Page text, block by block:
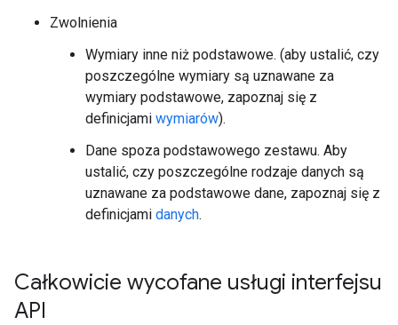
Zwolnienia
Wymiary inne niż podstawowe. (aby ustalić, czy
poszczególne wymiary są uznawane za
wymiary podstawowe, zapoznaj się z
definicjami wymiarów).
Dane spoza podstawowego zestawu. Aby
ustalić, czy poszczególne rodzaje danych są
uznawane za podstawowe dane, zapoznaj się z
definicjami danych.
Całkowicie wycofane usługi interfejsu
API